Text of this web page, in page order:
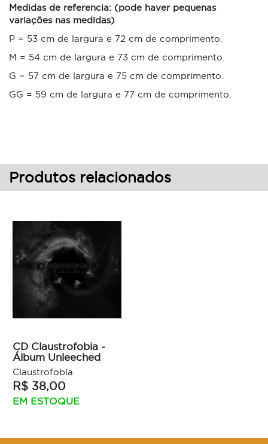
Medidas de referencia: (pode haver pequenas
variações nas medidas)
P = 53 cm de largura e 72 cm de comprimento.
M = 54 cm de largura e 73 cm de comprimento.
G = 57 cm de largura e 75 cm de comprimento.
GG = 59 cm de largura e 77 cm de comprimento.
Produtos relacionados
CD Claustrofobia -
Álbum Unleeched
Claustrofobia
R$ 38,00
EM ESTOQUE